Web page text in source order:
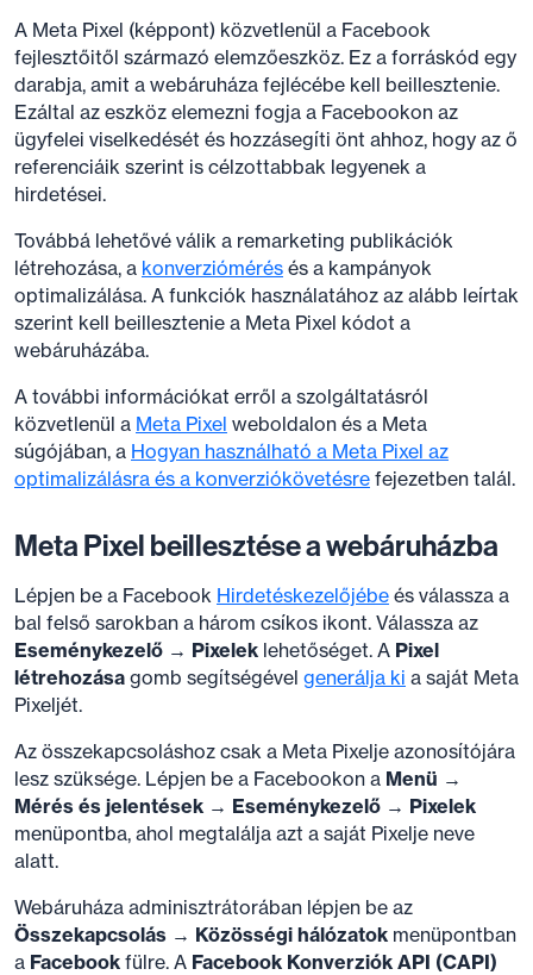
A Meta Pixel (képpont) közvetlenül a Facebook
fejlesztőitől származó elemzőeszköz. Ez a forráskód egy
darabja, amit a webáruháza fejlécébe kell beillesztenie.
Ezáltal az eszköz elemezni fogja a Facebookon az
ügyfelei viselkedését és hozzásegíti önt ahhoz, hogy az ő
referenciáik szerint is célzottabbak legyenek a
hirdetései.
Továbbá lehetővé válik a remarketing publikációk
létrehozása, a konverziómérés és a kampányok
optimalizálása. A funkciók használatához az alább leírtak
szerint kell beillesztenie a Meta Pixel kódot a
webáruházába.
A további információkat erről a szolgáltatásról
közvetlenül a Meta Pixel weboldalon és a Meta
súgójában, a Hogyan használható a Meta Pixel az
optimalizálásra és a konverziókövetésre fejezetben talál.
Meta Pixel beillesztése a webáruházba
Lépjen be a Facebook Hirdetéskezelőjébe és válassza a
bal felső sarokban a három csíkos ikont. Válassza az
Eseménykezelő → Pixelek lehetőséget. A Pixel
létrehozása gomb segítségével generálja ki a saját Meta
Pixeljét.
Az összekapcsoláshoz csak a Meta Pixelje azonosítójára
lesz szüksége. Lépjen be a Facebookon a Menü →
Mérés és jelentések → Eseménykezelő → Pixelek
menüpontba, ahol megtalálja azt a saját Pixelje neve
alatt.
Webáruháza adminisztrátorában lépjen be az
Összekapcsolás → Közösségi hálózatok menüpontban
a Facebook fülre. A Facebook Konverziók API (CAPI)